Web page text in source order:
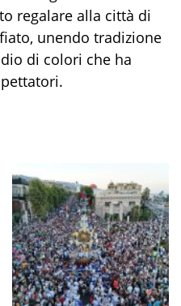
regalare alla città di
unendo tradizione
di colori che ha